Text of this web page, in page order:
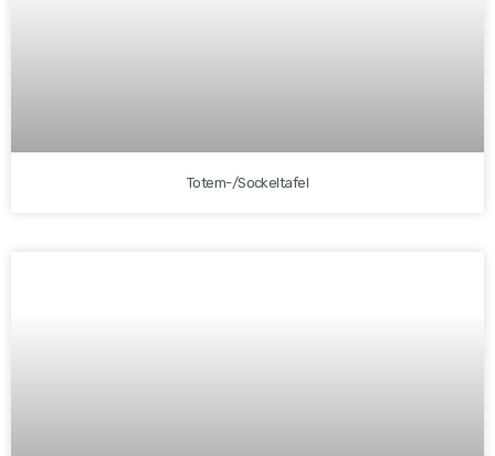
Totem-/Sockeltafel